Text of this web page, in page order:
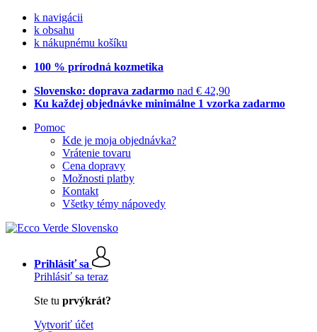
k navigácii
k obsahu
k nákupnému košíku
100 % prírodná kozmetika
Slovensko: doprava zadarmo nad € 42,90
Ku každej objednávke minimálne 1 vzorka zadarmo
Pomoc
Kde je moja objednávka?
Vrátenie tovaru
Cena dopravy
Možnosti platby
Kontakt
Všetky témy nápovedy
Prihlásiť sa
Prihlásiť sa teraz
Ste tu prvýkrát?
Vytvoriť účet